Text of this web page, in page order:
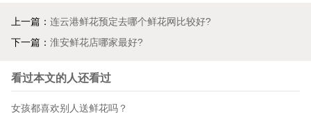
上一篇： 连云港鲜花预定去哪个鲜花网比较好?
下一篇： 淮安鲜花店哪家最好?
看过本文的人还看过
女孩都喜欢别人送鲜花吗？